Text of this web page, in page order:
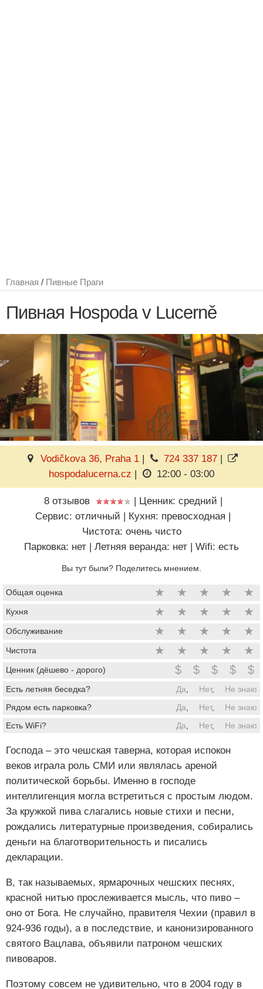
Главная / Пивные Праги
Пивная Hospoda v Lucerně
Vodičkova 36, Praha 1| 724 337 187 |
hospodalucerna.cz | 12:00 - 03:00
8 отзывов | Ценник: средний |
Сервис: отличный | Кухня: превосходная |
Чистота: очень чисто
Парковка: нет | Летняя веранда: нет | Wifi: есть
Вы тут были? Поделитесь мнением.
Общая оценка ★ ★ ★ ★ ★
Кухня ★ ★ ★ ★ ★
Обслуживание ★ ★ ★ ★ ★
Чистота ★ ★ ★ ★ ★
Ценник (дёшево - дорого) $ $ $ $ $
Есть летняя беседка? Да Нет,
Не знаю
Рядом есть парковка?
Да Нет,
Не знаю
Есть WiFi?
Да Нет, Не знаю
Господа – это чешская таверна, которая испокон
веков играла роль СМИ или являлась ареной
политической борьбы. Именно в господе
интеллигенция могла встретиться с простым людом.
За кружкой пива слагались новые стихи и песни,
рождались литературные произведения, собирались
деньги на благотворительность и писались
декларации.
В, так называемых, ярмарочных чешских песнях,
красной нитью прослеживается мысль, что пиво –
оно от Бога. Не случайно, правителя Чехии (правил в
924-936 годы), а в последствие, и канонизированного
святого Вацлава, объявили патроном чешских
пивоваров.
Поэтому совсем не удивительно, что в 2004 году в